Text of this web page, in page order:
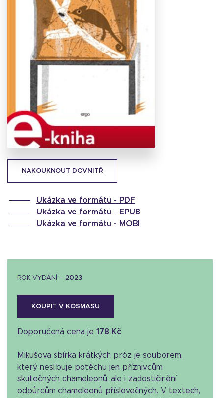
NAKOUKNOUT DOVNITŘ
Ukázka ve formátu - PDF
Ukázka ve formátu - EPUB
Ukázka ve formátu - MOBI
ROK VYDÁNÍ – 2023
KOUPIT V KOSMASU
Doporučená cena je 178 Kč
Mikušova sbírka krátkých próz je souborem,
který neslibuje potěchu jen příznivcům
skutečných chameleonů, ale i zadostičinění
odpůrcům chameleonů příslovečných. V textech,